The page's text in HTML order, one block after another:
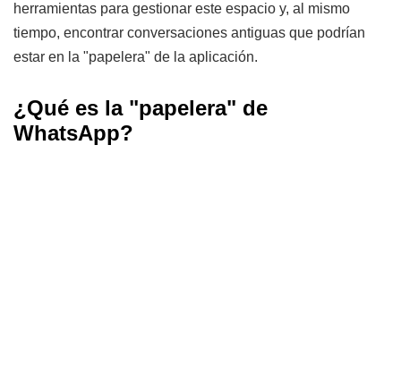
herramientas para gestionar este espacio y, al mismo
tiempo, encontrar conversaciones antiguas que podrían
estar en la "papelera" de la aplicación.
¿Qué es la "papelera" de
WhatsApp?